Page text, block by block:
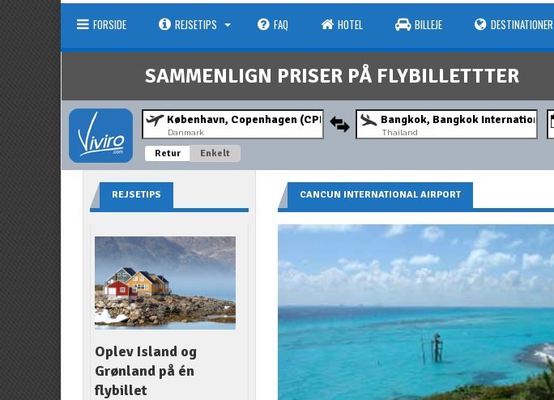
FORSIDE REJSETIPS FAQ HOTEL BILLEJE DESTINATIONER
SAMMENLIGN PRISER PÅ FLYBILLETTTER
Danmark Thailand
Retur Enkelt
CANCUN INTERNATIONAL AIRPORT
REJSETIPS
Oplev Island og
Grønland på én
flybillet